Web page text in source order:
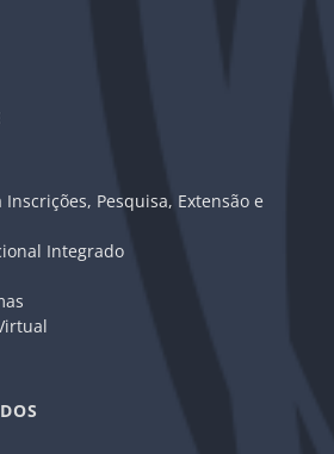
Inscrições, Pesquisa, Extensão e
Integrado